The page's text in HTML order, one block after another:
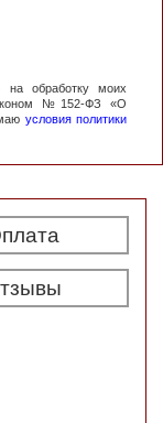
на обработку моих
№152-ФЗ «О
условия политики